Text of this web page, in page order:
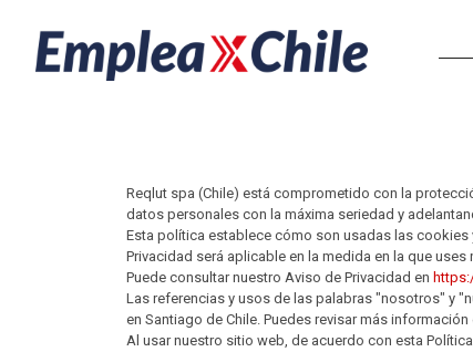
Reqlut spa (Chile) está comprometido con la
datos personales con la máxima seriedad y
Esta política establece cómo son usadas las
Privacidad será aplicable en la medida en la que
Puede consultar nuestro Aviso de Privacidad en
Las referencias y usos de las palabras "nosotros" y
en Santiago de Chile. Puedes revisar más información
Al usar nuestro sitio web, de acuerdo con esta